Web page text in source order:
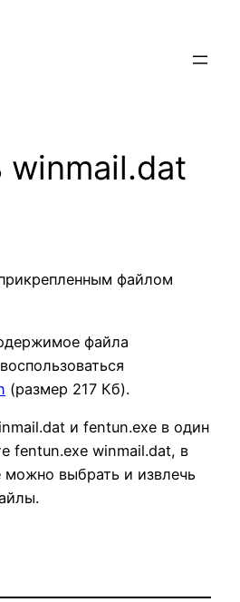
winmail.dat
файлом
файла
(размер 217 Кб).
и fentun.exe в один
fentun.exe winmail.dat, в
выбрать и извлечь